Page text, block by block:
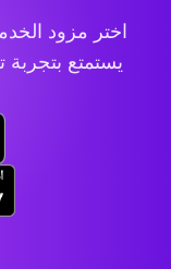
اختر مزود
يستمتع